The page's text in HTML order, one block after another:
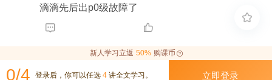
滴滴先后出p0级故障了
 
新人学习立返 50% 购课币
0/4 登录后，你可以任选 4 讲全文学习。 立即登录
